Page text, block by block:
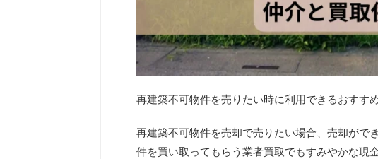
再建築不可物件を売りたい時に利用できるおすす
再建築不可物件を売却で売りたい場合、売却がで
件を買い取ってもらう業者買取でもすみやかな現